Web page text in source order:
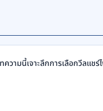
มนี้เจาะลึกการเลือกวีลแช